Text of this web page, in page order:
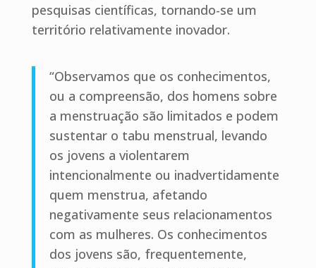
pesquisas científicas, tornando-se um
território relativamente inovador.
“Observamos que os conhecimentos,
ou a compreensão, dos homens sobre
a menstruação são limitados e podem
sustentar o tabu menstrual, levando
os jovens a violentarem
intencionalmente ou inadvertidamente
quem menstrua, afetando
negativamente seus relacionamentos
com as mulheres. Os conhecimentos
dos jovens são, frequentemente,